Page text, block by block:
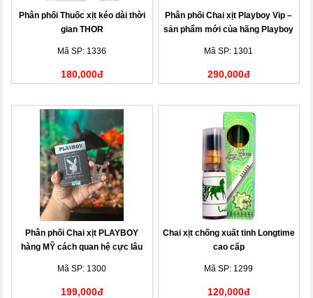
Phân phối Thuốc xịt kéo dài thời
gian THOR
Mã SP: 1336
180,000đ
Phân phối Chai xịt Playboy Vip –
sản phẩm mới của hãng Playboy
Mã SP: 1301
290,000đ
Phân phối Chai xịt PLAYBOY
hàng MỸ cách quan hệ cực lâu
Mã SP: 1300
199,000đ
Chai xịt chống xuất tinh Longtime
cao cấp
Mã SP: 1299
120,000đ